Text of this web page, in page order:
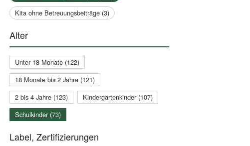
Kita ohne Betreuungsbeiträge (3)
Alter
Unter 18 Monate (122)
18 Monate bis 2 Jahre (121)
2 bis 4 Jahre (123)
Kindergartenkinder (107)
Schulkinder (73)
Label, Zertifizierungen